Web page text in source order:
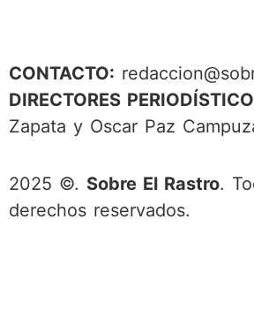
CONTACTO:
DIRECTORES
Zapata y Oscar Paz
2025 ©. Sobre El Rastro.
derechos reservados.